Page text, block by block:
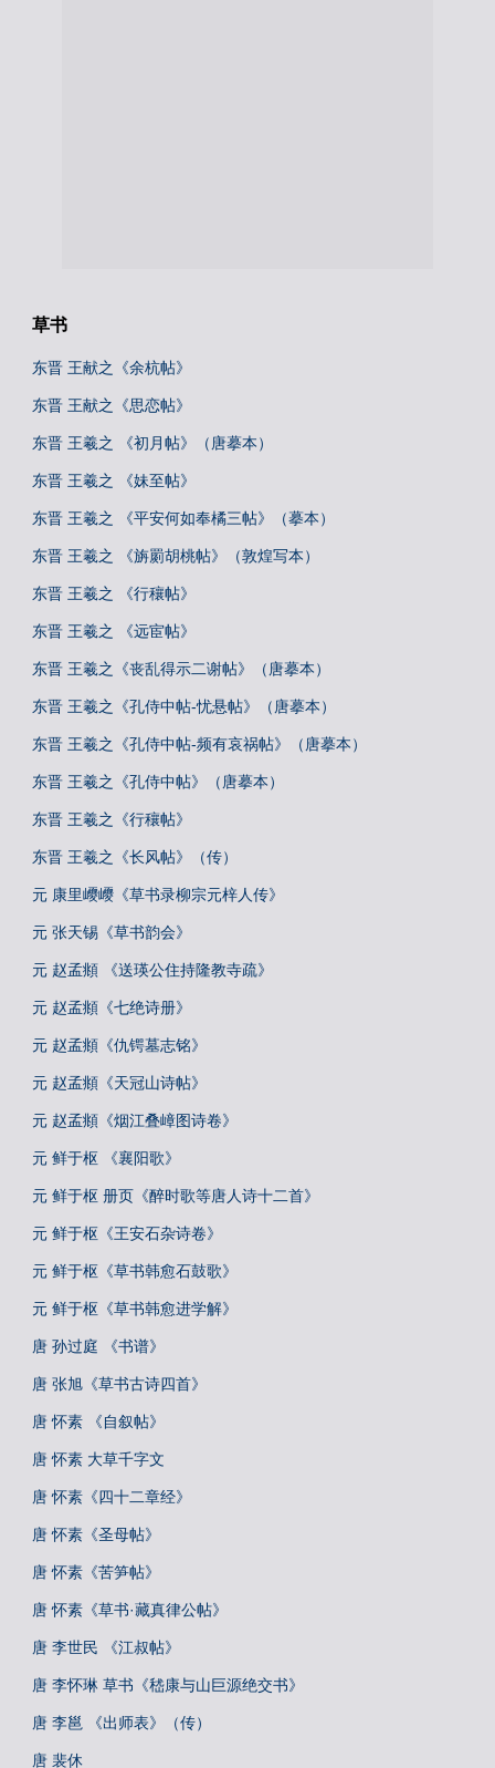
草书
东晋 王献之《余杭帖》
东晋 王献之《思恋帖》
东晋 王羲之 《初月帖》（唐摹本）
东晋 王羲之 《妹至帖》
东晋 王羲之 《平安何如奉橘三帖》（摹本）
东晋 王羲之 《旃罽胡桃帖》（敦煌写本）
东晋 王羲之 《行穰帖》
东晋 王羲之 《远宦帖》
东晋 王羲之《丧乱得示二谢帖》（唐摹本）
东晋 王羲之《孔侍中帖-忧悬帖》（唐摹本）
东晋 王羲之《孔侍中帖-频有哀祸帖》（唐摹本）
东晋 王羲之《孔侍中帖》（唐摹本）
东晋 王羲之《行穰帖》
东晋 王羲之《长风帖》（传）
元 康里巎巎《草书录柳宗元梓人传》
元 张天锡《草书韵会》
元 赵孟頫 《送瑛公住持隆教寺疏》
元 赵孟頫《七绝诗册》
元 赵孟頫《仇锷墓志铭》
元 赵孟頫《天冠山诗帖》
元 赵孟頫《烟江叠嶂图诗卷》
元 鲜于枢 《襄阳歌》
元 鲜于枢 册页《醉时歌等唐人诗十二首》
元 鲜于枢《王安石杂诗卷》
元 鲜于枢《草书韩愈石鼓歌》
元 鲜于枢《草书韩愈进学解》
唐 孙过庭 《书谱》
唐 张旭《草书古诗四首》
唐 怀素 《自叙帖》
唐 怀素 大草千字文
唐 怀素《四十二章经》
唐 怀素《圣母帖》
唐 怀素《苦笋帖》
唐 怀素《草书·藏真律公帖》
唐 李世民 《江叔帖》
唐 李怀琳 草书《嵇康与山巨源绝交书》
唐 李邕 《出师表》（传）
唐 裴休